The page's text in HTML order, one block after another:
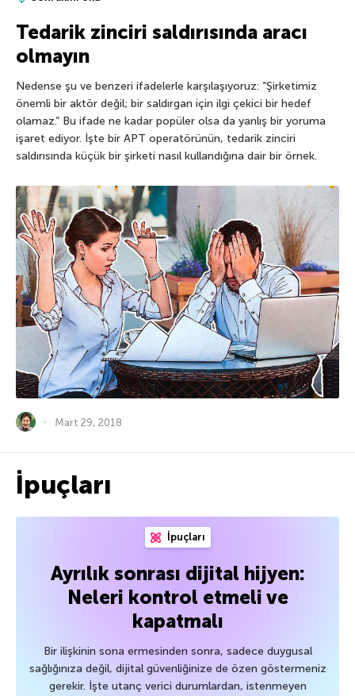
Tedarik zinciri saldırısında aracı
olmayın
Nedense şu ve benzeri ifadelerle karşılaşıyoruz: “Şirketimiz
önemli bir aktör değil; bir saldırgan için ilgi çekici bir hedef
olamaz.” Bu ifade ne kadar popüler olsa da yanlış bir yoruma
işaret ediyor. İşte bir APT operatörünün, tedarik zinciri
saldırısında küçük bir şirketi nasıl kullandığına dair bir örnek.
Mart 29, 2018
İpuçları
İpuçları
Ayrılık sonrası dijital hijyen:
Neleri kontrol etmeli ve
kapatmalı
Bir ilişkinin sona ermesinden sonra, sadece duygusal
sağlığınıza değil, dijital güvenliğinize de özen göstermeniz
gerekir. İşte utanç verici durumlardan, istenmeyen